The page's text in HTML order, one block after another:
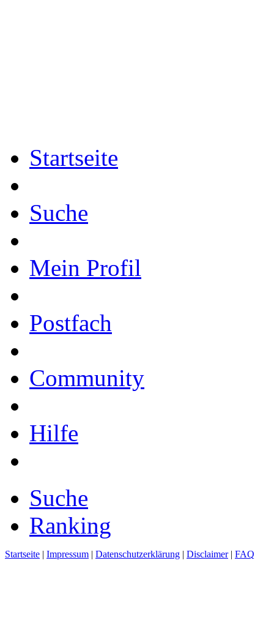
Startseite
Suche
Mein Profil
Postfach
Community
Hilfe
Suche
Ranking
Startseite | Impressum | Datenschutzerklärung | Disclaimer| FAQ